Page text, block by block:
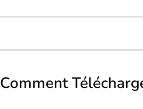
Comment